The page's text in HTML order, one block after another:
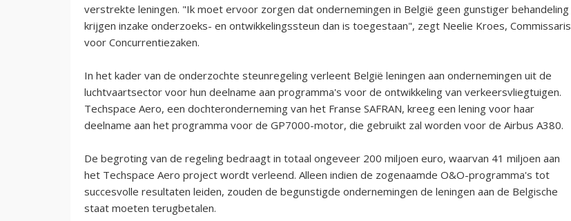
verstrekte leningen. "Ik moet ervoor zorgen dat ondernemingen in België geen gunstiger behandeling
krijgen inzake onderzoeks- en ontwikkelingssteun dan is toegestaan", zegt Neelie Kroes, Commissaris
voor Concurrentiezaken.
In het kader van de onderzochte steunregeling verleent België leningen aan ondernemingen uit de
luchtvaartsector voor hun deelname aan programma's voor de ontwikkeling van verkeersvliegtuigen.
Techspace Aero, een dochteronderneming van het Franse SAFRAN, kreeg een lening voor haar
deelname aan het programma voor de GP7000-motor, die gebruikt zal worden voor de Airbus A380.
De begroting van de regeling bedraagt in totaal ongeveer 200 miljoen euro, waarvan 41 miljoen aan
het Techspace Aero project wordt verleend. Alleen indien de zogenaamde O&O-programma's tot
succesvolle resultaten leiden, zouden de begunstigde ondernemingen de leningen aan de Belgische
staat moeten terugbetalen.